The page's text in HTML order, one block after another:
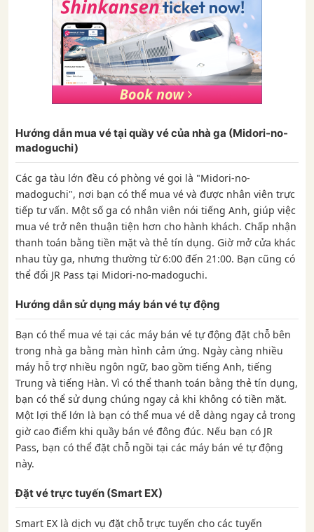
Hướng dẫn mua vé tại quầy vé của nhà ga (Midori-no-
madoguchi)
Các ga tàu lớn đều có phòng vé gọi là "Midori-no-
madoguchi", nơi bạn có thể mua vé và được nhân viên trực
tiếp tư vấn. Một số ga có nhân viên nói tiếng Anh, giúp việc
mua vé trở nên thuận tiện hơn cho hành khách. Chấp nhận
thanh toán bằng tiền mặt và thẻ tín dụng. Giờ mở cửa khác
nhau tùy ga, nhưng thường từ 6:00 đến 21:00. Bạn cũng có
thể đổi JR Pass tại Midori-no-madoguchi.
Hướng dẫn sử dụng máy bán vé tự động
Bạn có thể mua vé tại các máy bán vé tự động đặt chỗ bên
trong nhà ga bằng màn hình cảm ứng. Ngày càng nhiều
máy hỗ trợ nhiều ngôn ngữ, bao gồm tiếng Anh, tiếng
Trung và tiếng Hàn. Vì có thể thanh toán bằng thẻ tín dụng,
bạn có thể sử dụng chúng ngay cả khi không có tiền mặt.
Một lợi thế lớn là bạn có thể mua vé dễ dàng ngay cả trong
giờ cao điểm khi quầy bán vé đông đúc. Nếu bạn có JR
Pass, bạn có thể đặt chỗ ngồi tại các máy bán vé tự động
này.
Đặt vé trực tuyến (Smart EX)
Smart EX là dịch vụ đặt chỗ trực tuyến cho các tuyến